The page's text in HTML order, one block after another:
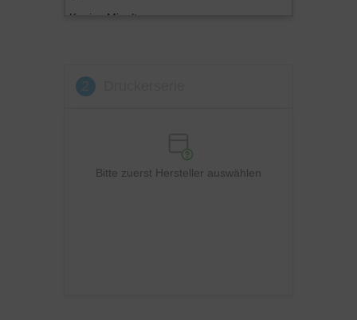
Konica Minolta
OKI
Bitte zuerst Hersteller auswählen